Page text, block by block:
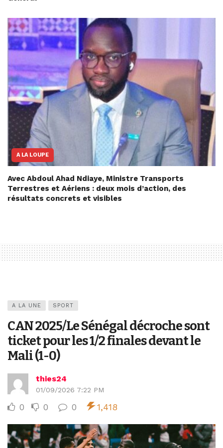
A LA LOUPE
Avec Abdoul Ahad Ndiaye, Ministre Transports
Terrestres et Aériens : deux mois d’action, des
résultats concrets et visibles
A LA UNE SPORT
CAN 2025/Le Sénégal décroche sont
ticket pour les 1/2 finales devant le
Mali (1-0)
thies24
01/09/2026 7:22 PM
0 0 0 1,418